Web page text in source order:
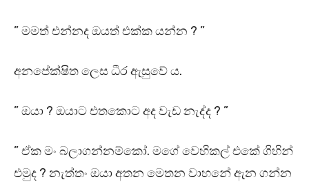
” මමත් එන්නද ඔයත් එක්ක යන්න ? ”
අනපේක්ෂිත ලෙස ධීර ඇසුවේ ය.
” ඔයා ? ඔයාට එතකොට අද වැඩ නැද්ද ? ”
” ඒක මං බලාගන්නම්කෝ. මගේ වෙහිකල් එකේ ගිහින්
එමුද ? නැත්තං ඔයා අතන මෙතන වාහනේ ඇන ගන්න